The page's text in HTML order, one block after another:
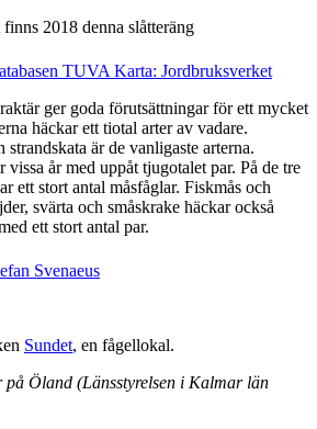
2018 denna slåtteräng
ger goda förutsättningar för ett mycket
häckar ett tiotal arter av vadare.
är de vanligaste arterna.
år med uppåt tjugotalet par. På de tre
ett stort antal måsfåglar. Fiskmås och
svärta och småskrake häckar också
ett stort antal par.
Sundet, en fågellokal.
Öland (Länsstyrelsen i Kalmar län